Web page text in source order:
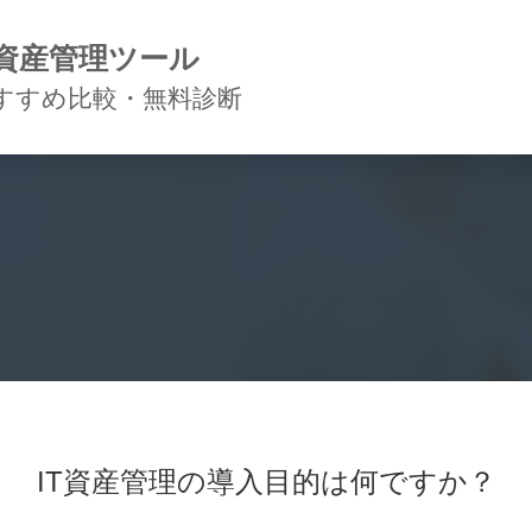
産管理ツール
すめ比較・無料診断
IT資産管理の導入目的は何ですか？